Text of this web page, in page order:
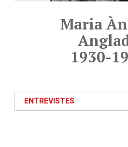
Maria
1930-
ENTREVISTES